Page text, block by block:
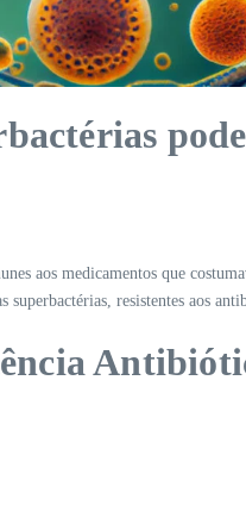
aos medicamentos que
resistentes aos